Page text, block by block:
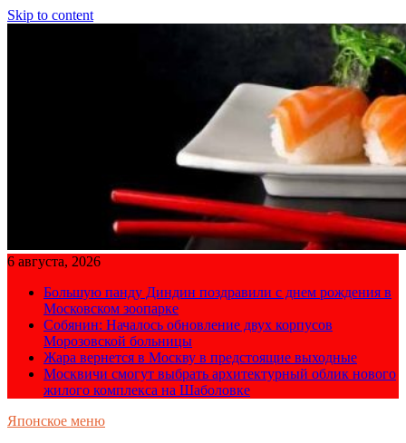
Skip to content
6 августа, 2026
Большую панду Диндин поздравили с днем рождения в
Московском зоопарке
Собянин: Началось обновление двух корпусов
Морозовской больницы
Жара вернется в Москву в предстоящие выходные
Москвичи смогут выбрать архитектурный облик нового
жилого комплекса на Шаболовке
Японское меню